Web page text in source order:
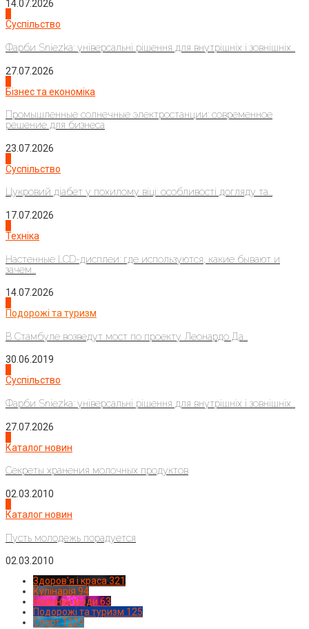
14.07.2026
Суспільство
Фарби Sniezka: універсальні рішення для внутрішніх і зовнішніх...
27.07.2026
Бізнес та економіка
Промышленные солнечные электростанции: современное
решение для бизнеса
23.07.2026
Суспільство
Цукровий діабет у похилому віці: особливості догляду та...
17.07.2026
Техніка
Настенные LCD-дисплеи: где используются, какие бывают и
зачем...
14.07.2026
Подорожі та туризм
В Стамбуле возведут мост по проекту Леонардо Да...
30.06.2019
Суспільство
Фарби Sniezka: універсальні рішення для внутрішніх і зовнішніх...
27.07.2026
Каталог новин
Секреты хранения молочных продуктов
02.03.2010
Каталог новин
Пусть молодежь порадуется
02.03.2010
Здоров'я і краса 321
Кулінарія 94
Новинки моди 63
Подорожі та туризм 125
Спорт1224